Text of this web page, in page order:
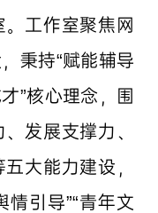
工作室聚焦网
秉持“赋能辅导
”核心理念，围
发展支撑力、
大能力建设，
情引导”“青年文